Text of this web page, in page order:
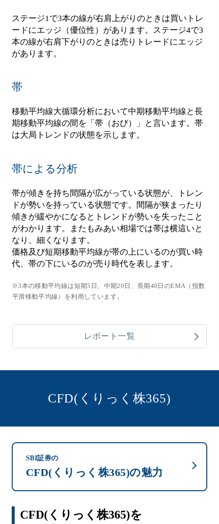
ステージ1で3本の線が右肩上がりのときは買いトレ
ードにエッジ（優位性）があります。ステージ4で3
本の線が右肩下がりのときは売りトレードにエッジ
があります。
帯
移動平均線大循環分析において中期移動平均線と長
期移動平均線の間を「帯（おび）」と言います。帯
は大局トレンドの状態を示します。
帯による分析
帯が傾きを持ち間隔が広がっている状態が、トレン
ドが勢いを持っている状態です。間隔が狭まったり
傾きが緩やかになるとトレンドが勢いを失ったこと
がわかります。またもみあい相場では帯は横這いと
なり、細くなります。
価格及び短期移動平均線が帯の上にいるのが買い時
代、帯の下にいるのが売り時代を表します。
※3本の移動平均線は短期5日、中期20日、長期40日のEMA（指数
平滑移動平均線）を利用しています。
レポート一覧
CFD(くりっく株365)
SBI証券の
CFD(くりっく株365)の魅力
CFD(くりっく株365)を